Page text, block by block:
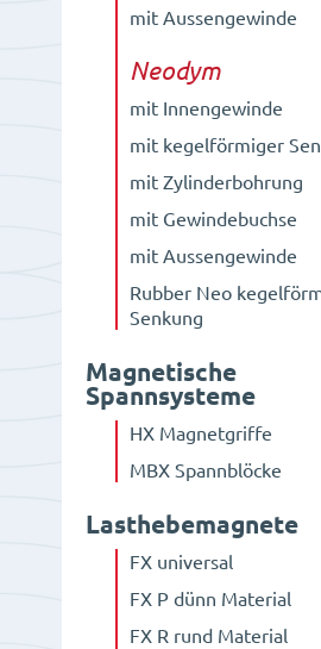
mit Aussengewinde
Neodym
mit Innengewinde
mit kegelförmiger
mit Zylinderbohrung
mit Gewindebuchse
mit Aussengewinde
Rubber Neo
Senkung
Magnetische
Spannsysteme
HX Magnetgriffe
MBX Spannblöcke
Lasthebemagnete
FX universal
FX P dünn Material
FX R rund Material